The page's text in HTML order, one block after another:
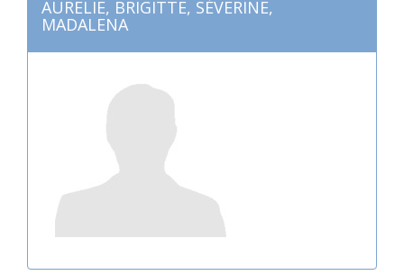
AURELIE, BRIGITTE, SÉVERINE,
MADALENA